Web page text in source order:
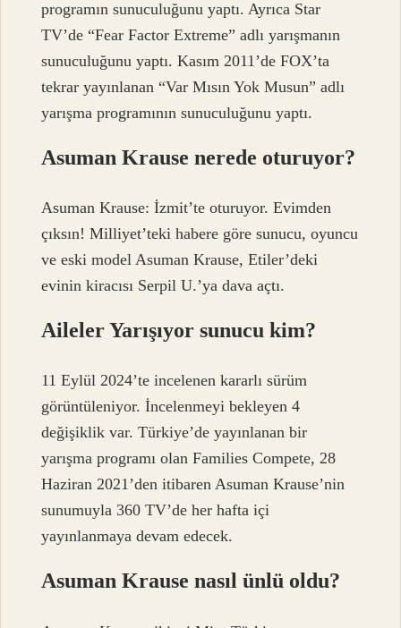
programın sunuculuğunu yaptı. Ayrıca Star
TV’de “Fear Factor Extreme” adlı yarışmanın
sunuculuğunu yaptı. Kasım 2011’de FOX’ta
tekrar yayınlanan “Var Mısın Yok Musun” adlı
yarışma programının sunuculuğunu yaptı.
Asuman Krause nerede oturuyor?
Asuman Krause: İzmit’te oturuyor. Evimden
çıksın! Milliyet’teki habere göre sunucu, oyuncu
ve eski model Asuman Krause, Etiler’deki
evinin kiracısı Serpil U.’ya dava açtı.
Aileler Yarışıyor sunucu kim?
11 Eylül 2024’te incelenen kararlı sürüm
görüntüleniyor. İncelenmeyi bekleyen 4
değişiklik var. Türkiye’de yayınlanan bir
yarışma programı olan Families Compete, 28
Haziran 2021’den itibaren Asuman Krause’nin
sunumuyla 360 TV’de her hafta içi
yayınlanmaya devam edecek.
Asuman Krause nasıl ünlü oldu?